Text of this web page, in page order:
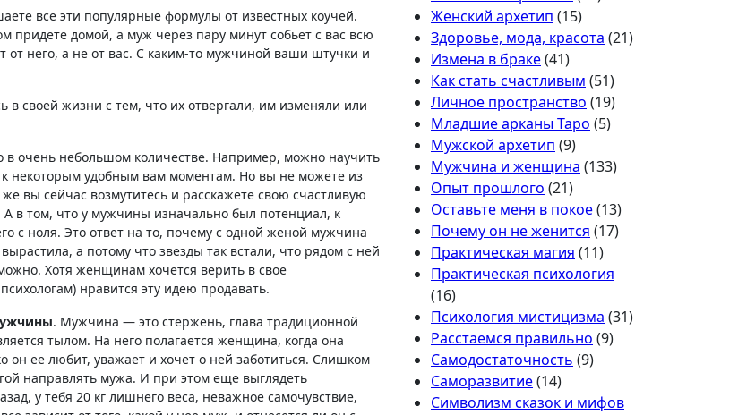
все эти популярные формулы от известных коучей.
придете домой, а муж через пару минут собьет с вас всю
от него, а не от вас. С каким-то мужчиной ваши штучки и
своей жизни с тем, что их отвергали, им изменяли или
в очень небольшом количестве. Например, можно научить
некоторым удобным вам моментам. Но вы не можете из
вы сейчас возмутитесь и расскажете свою счастливую
в том, что у мужчины изначально был потенциал, к
с ноля. Это ответ на то, почему с одной женой мужчина
а потому что звезды так встали, что рядом с ней
Хотя женщинам хочется верить в свое
нравится эту идею продавать.
. Мужчина — это стержень, глава традиционной
тылом. На него полагается женщина, когда она
он ее любит, уважает и хочет о ней заботиться. Слишком
направлять мужа. И при этом еще выглядеть
у тебя 20 кг лишнего веса, неважное самочувствие,
Женский архетип (15)
Здоровье, мода, красота (21)
Измена в браке(41)
Как стать счастливым (51)
Личное пространство (19)
Младшие арканы Таро (5)
Мужской архетип (9)
Мужчина и женщина (133)
Опыт прошлого (21)
Оставьте меня в покое(13)
Почему он не женится (17)
Практическая магия (11)
Практическая психология
(16)
Психология мистицизма (31)
Расстаемся правильно (9)
Самодостаточность (9)
Саморазвитие(14)
Символизм сказок и мифов